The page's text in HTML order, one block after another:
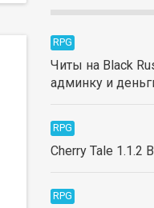
RPG
Читы на Black
админку и
RPG
Cherry Tale 1.1.2
RPG